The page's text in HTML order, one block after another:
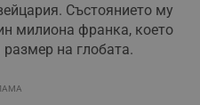
Състоянието му
милиона франка, което
на глобата.